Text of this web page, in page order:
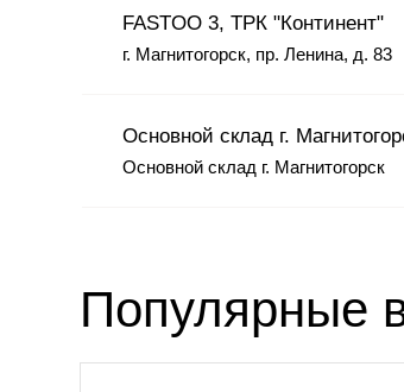
FASTOO 3, ТРК "Континент"
г. Магнитогорск, пр. Ленина, д. 83
Основной склад г.
Основной склад г. Магнитогорск
Популярные